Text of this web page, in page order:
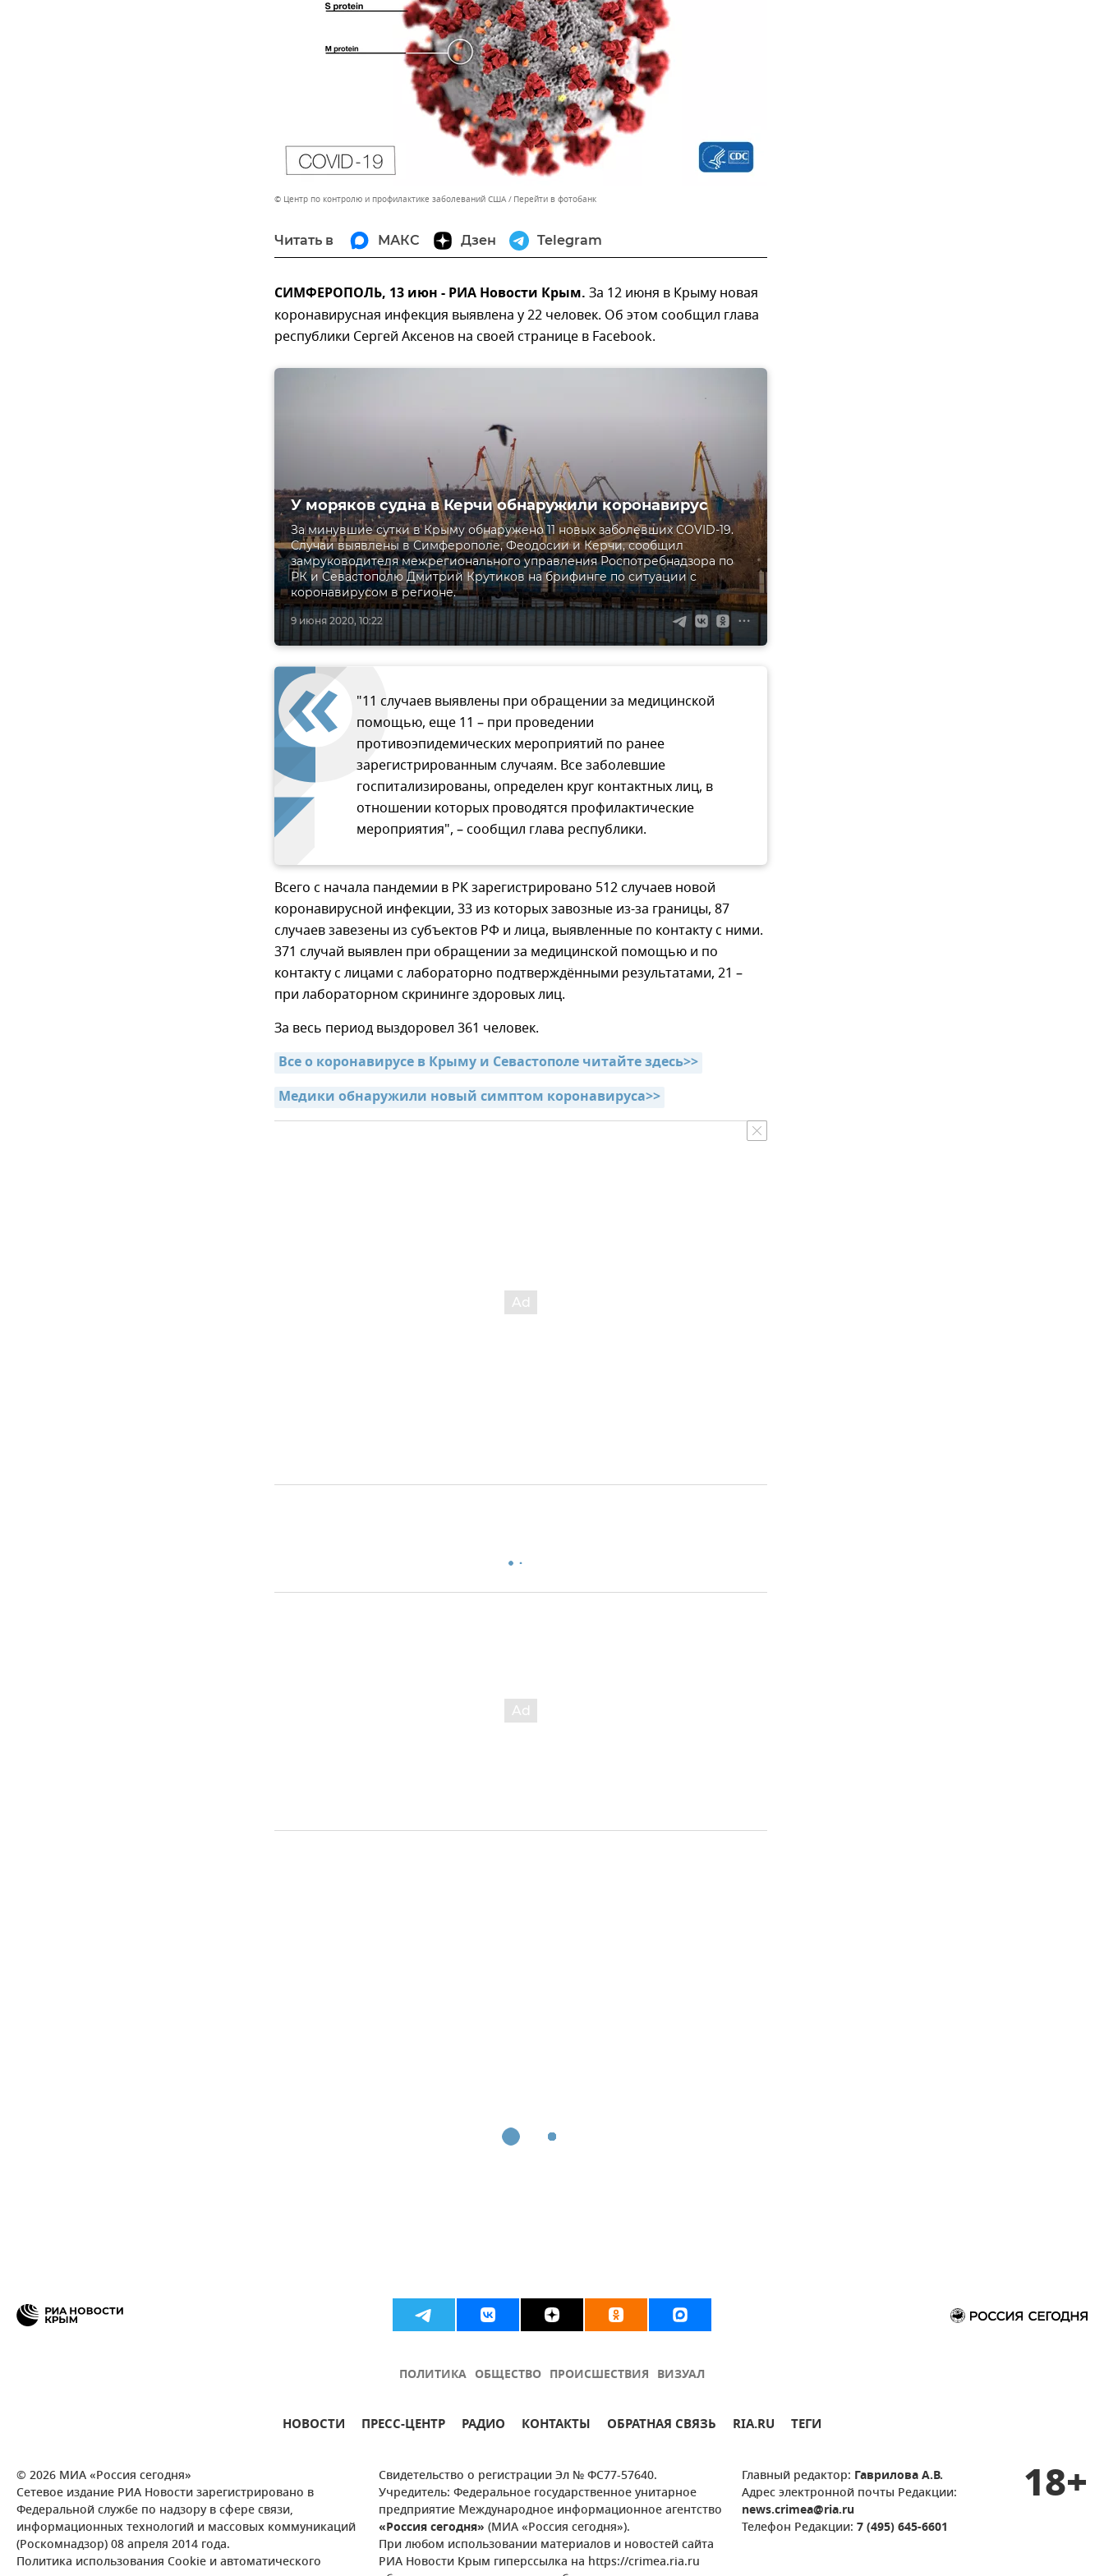
© Центр по контролю и профилактике заболеваний США Перейти в фотобанк
Читать в МАКС Дзен Telegram
СИМФЕРОПОЛЬ, 13 июн - РИА Новости Крым. За 12 июня в Крыму новая
коронавирусная инфекция выявлена у 22 человек. Об этом сообщил глава
республики Сергей Аксенов на своей странице в Facebook.
9 июня 2020, 10:22
У моряков судна в Керчи обнаружили коронавирус
За минувшие сутки в Крыму обнаружено 11 новых заболевших COVID-19.
Случаи выявлены в Симферополе, Феодосии и Керчи, сообщил
замруководителя межрегионального управления Роспотребнадзора по
РК и Севастополю Дмитрий Крутиков на брифинге по ситуации с
коронавирусом в регионе.
"11 случаев выявлены при обращении за медицинской
помощью, еще 11 – при проведении
противоэпидемических мероприятий по ранее
зарегистрированным случаям. Все заболевшие
госпитализированы, определен круг контактных лиц, в
отношении которых проводятся профилактические
мероприятия", – сообщил глава республики.
Всего с начала пандемии в РК зарегистрировано 512 случаев новой
коронавирусной инфекции, 33 из которых завозные из-за границы, 87
случаев завезены из субъектов РФ и лица, выявленные по контакту с ними.
371 случай выявлен при обращении за медицинской помощью и по
контакту с лицами с лабораторно подтверждёнными результатами, 21 –
при лабораторном скрининге здоровых лиц.
За весь период выздоровел 361 человек.
Все о коронавирусе в Крыму и Севастополе читайте здесь>>
Медики обнаружили новый симптом коронавируса>>
ПОЛИТИКА ОБЩЕСТВО ПРОИСШЕСТВИЯ ВИЗУАЛ
НОВОСТИ ПРЕСС-ЦЕНТР РАДИО КОНТАКТЫ ОБРАТНАЯ СВЯЗЬ RIA.RU ТЕГИ
© 2026 МИА «Россия сегодня»
Сетевое издание РИА Новости зарегистрировано в
Федеральной службе по надзору в сфере связи,
информационных технологий и массовых коммуникаций
(Роскомнадзор) 08 апреля 2014 года.
Политика использования Cookie и автоматического
Свидетельство о регистрации Эл № ФС77-57640.
Учредитель: Федеральное государственное унитарное
предприятие Международное информационное агентство
«Россия сегодня» (МИА «Россия сегодня»).
При любом использовании материалов и новостей сайта
РИА Новости Крым гиперссылка на https://crimea.ria.ru
Главный редактор: Гаврилова А.В.
Адрес электронной почты Редакции:
news.crimea@ria.ru
Телефон Редакции: 7 (495) 645-6601
18+